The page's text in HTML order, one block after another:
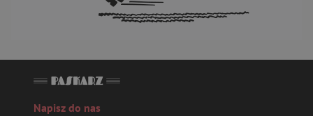
Napisz do nas